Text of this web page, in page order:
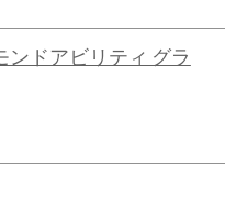
ドアビリティ グラ